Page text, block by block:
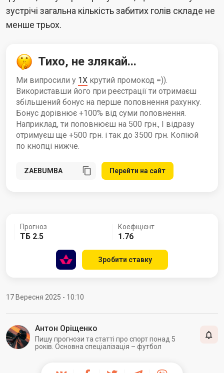
зустрічі загальна кількість забитих голів складе не
менше трьох.
Тихо, не злякай...
Ми випросили у 1X крутий промокод =)).
Використавши його при реєстрації ти отримаєш
збільшений бонус на перше поповнення рахунку.
Бонус дорівнює +100% від суми поповнення.
Наприклад, ти поповнюєш на 500 грн., І відразу
отримуєш ще +500 грн. і так до 3500 грн. Копіюй
по кнопці нижче.
Перейти на сайт
Прогноз
ТБ 2.5
Коефіцієнт
1.76
Зробити ставку
17 Вересня 2025 - 10:10
Антон Оріщенко
Пишу прогнози та статті про спорт понад 5
років. Основна спеціалізація – футбол